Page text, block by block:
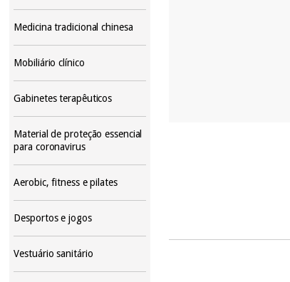
Medicina tradicional chinesa
Mobiliário clínico
Gabinetes terapêuticos
Material de proteção essencial
para coronavirus
Aerobic, fitness e pilates
Desportos e jogos
Vestuário sanitário